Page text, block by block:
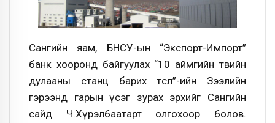
Сангийн яам, БНСУ-ын “Экспорт-Импорт”
банк хооронд байгуулах “10 аймгийн төвийн
дулааны станц барих төсөл”-ийн Зээлийн
гэрээнд гарын үсэг зурах эрхийг Сангийн
сайд Ч.Хүрэлбаатарт олгохоор болов.